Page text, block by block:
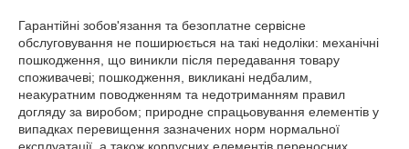
Гарантійні зобов'язання та безоплатне сервісне
обслуговування не поширюється на такі недоліки: механічні
пошкодження, що виникли після передавання товару
споживачеві; пошкодження, викликані недбалим,
неакуратним поводженням та недотриманням правил
догляду за виробом; природне спрацьовування елементів у
випадках перевищення зазначених норм нормальної